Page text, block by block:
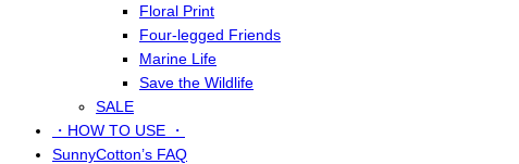
Floral Print
Four-legged Friends
Marine Life
Save the Wildlife
SALE
・HOW TO USE ・
SunnyCotton’s FAQ